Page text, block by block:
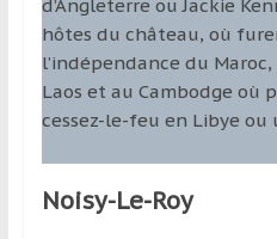
d’Angleterre ou Jackie
hôtes du château, où
l’indépendance du
Laos et au Cambodge où
cessez-le-feu en Libye ou
Noisy-Le-Roy